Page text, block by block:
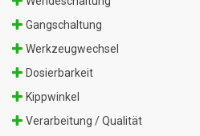
Gangschaltung
Werkzeugwechsel
Dosierbarkeit
Kippwinkel
Verarbeitung / Qualität